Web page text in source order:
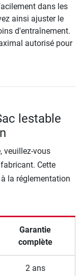
dans les
ainsi ajuster le
d'entraînement.
autorisé pour
lestable
veuillez-vous
Cette
la réglementation
Garantie
complète
2 ans